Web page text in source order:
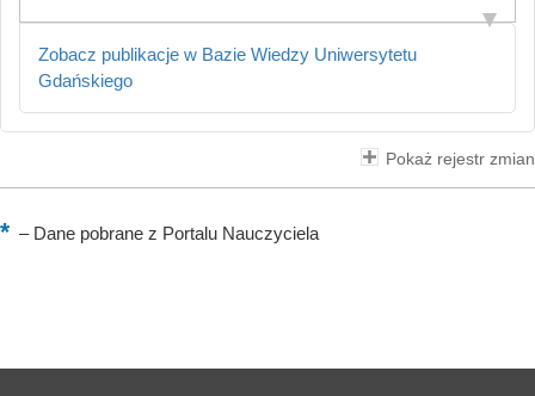
Zobacz publikacje w Bazie Wiedzy Uniwersytetu
Gdańskiego
Pokaż rejestr zmian
–Dane pobrane z Portalu Nauczyciela